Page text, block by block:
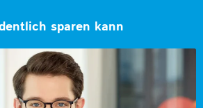
sparen kann